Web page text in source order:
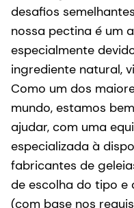
desafios
nossa pectina é um
especialmente
ingrediente natural,
Como um dos
mundo, estamos
ajudar, com uma
especializada à
fabricantes de
de escolha do tipo
(com base nos